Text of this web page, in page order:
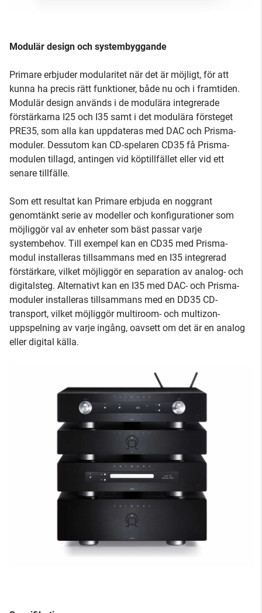
Modulär design och systembyggande
Primare erbjuder modularitet när det är möjligt, för att
kunna ha precis rätt funktioner, både nu och i framtiden.
Modulär design används i de modulära integrerade
förstärkarna I25 och I35 samt i det modulära försteget
PRE35, som alla kan uppdateras med DAC och Prisma-
moduler. Dessutom kan CD-spelaren CD35 få Prisma-
modulen tillagd, antingen vid köptillfället eller vid ett
senare tillfälle.
Som ett resultat kan Primare erbjuda en noggrant
genomtänkt serie av modeller och konfigurationer som
möjliggör val av enheter som bäst passar varje
systembehov. Till exempel kan en CD35 med Prisma-
modul installeras tillsammans med en I35 integrerad
förstärkare, vilket möjliggör en separation av analog- och
digitalsteg. Alternativt kan en I35 med DAC- och Prisma-
moduler installeras tillsammans med en DD35 CD-
transport, vilket möjliggör multiroom- och multizon-
uppspelning av varje ingång, oavsett om det är en analog
eller digital källa.